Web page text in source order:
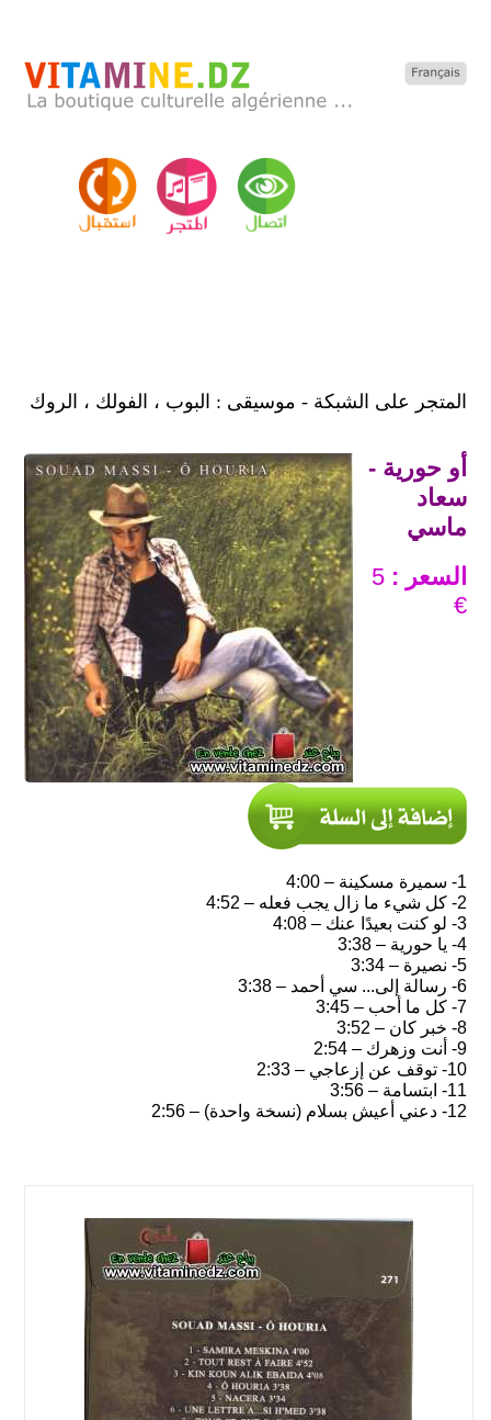
المتجر على الشبكة - موسيقى : البوب ، الفولك ، الروك
أو حورية -
سعاد
ماسي
السعر : 5
€
1- سميرة مسكينة – 4:00
2- كل شيء ما زال يجب فعله – 4:52
3- لو كنت بعيدًا عنك – 4:08
4- يا حورية – 3:38
5- نصيرة – 3:34
6- رسالة إلى... سي أحمد – 3:38
7- كل ما أحب – 3:45
8- خبر كان – 3:52
9- أنت وزهرك – 2:54
10- توقف عن إزعاجي – 2:33
11- ابتسامة – 3:56
12- دعني أعيش بسلام (نسخة واحدة) – 2:56